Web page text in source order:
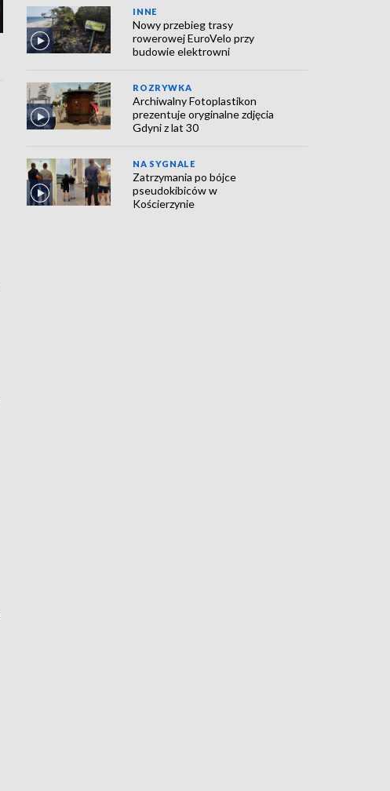
INNE
Nowy przebieg trasy
rowerowej EuroVelo przy
budowie elektrowni
ROZRYWKA
Archiwalny Fotoplastikon
prezentuje oryginalne zdjęcia
Gdyni z lat 30
NA SYGNALE
Zatrzymania po bójce
pseudokibiców w
Kościerzynie